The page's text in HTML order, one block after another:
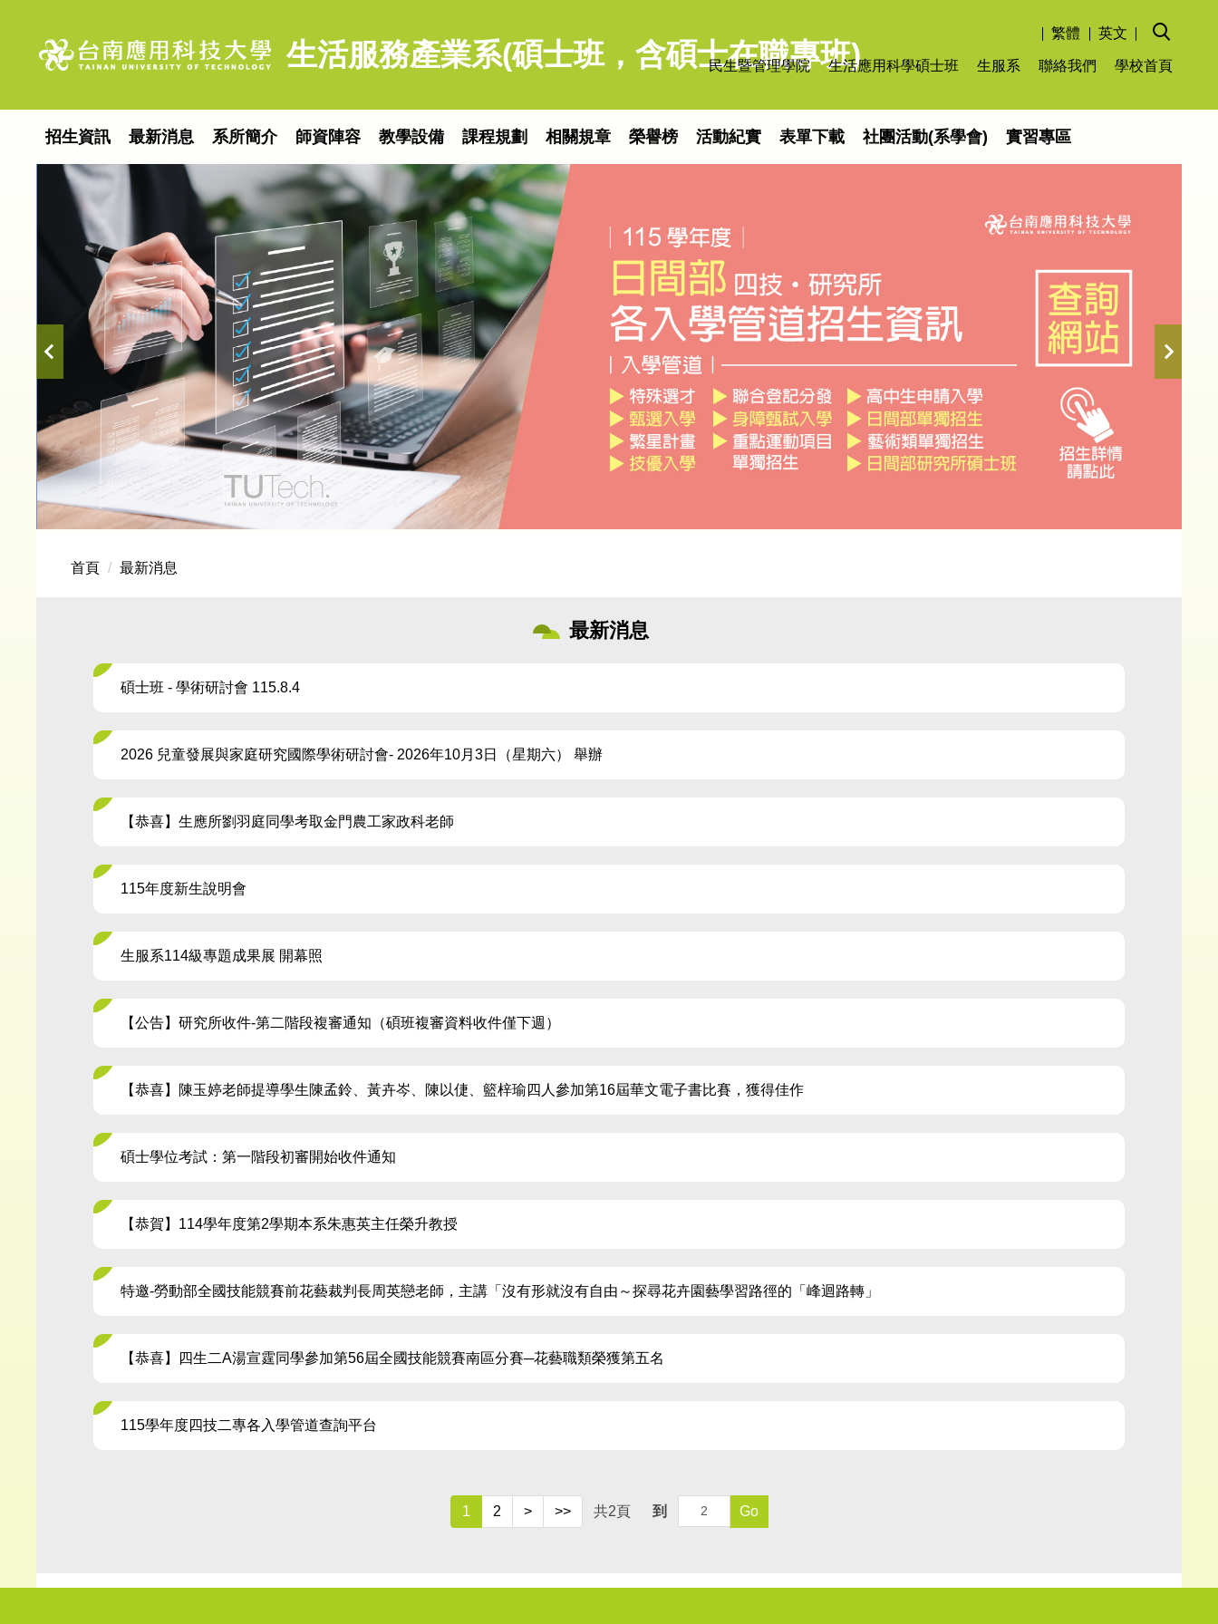
生活服務產業系(碩士班，含碩士在職專班)
繁體 英文
招生資訊 最新消息 系所簡介 師資陣容 教學設備 課程規劃 相關規章 榮譽榜 活動紀實 表單下載 社團活動(系學會) 實習專區
民生暨管理學院 生活應用科學碩士班 生服系 聯絡我們 學校首頁
首頁 最新消息
最新消息
碩士班 - 學術研討會 115.8.4
2026 兒童發展與家庭研究國際學術研討會- 2026年10月3日（星期六） 舉辦
【恭喜】生應所劉羽庭同學考取金門農工家政科老師
115年度新生說明會
生服系114級專題成果展 開幕照
【公告】研究所收件-第二階段複審通知（碩班複審資料收件僅下週）
【恭喜】陳玉婷老師提導學生陳孟鈴、黃卉岑、陳以倢、籃梓瑜四人參加第16屆華文電子書比賽，獲得佳作
碩士學位考試：第一階段初審開始收件通知
【恭賀】114學年度第2學期本系朱惠英主任榮升教授
特邀-勞動部全國技能競賽前花藝裁判長周英戀老師，主講「沒有形就沒有自由～探尋花卉園藝學習路徑的「峰迴路轉」
【恭喜】四生二A湯宣霆同學參加第56屆全國技能競賽南區分賽─花藝職類榮獲第五名
115學年度四技二專各入學管道查詢平台
1 2 > >> 共2頁 到 Go